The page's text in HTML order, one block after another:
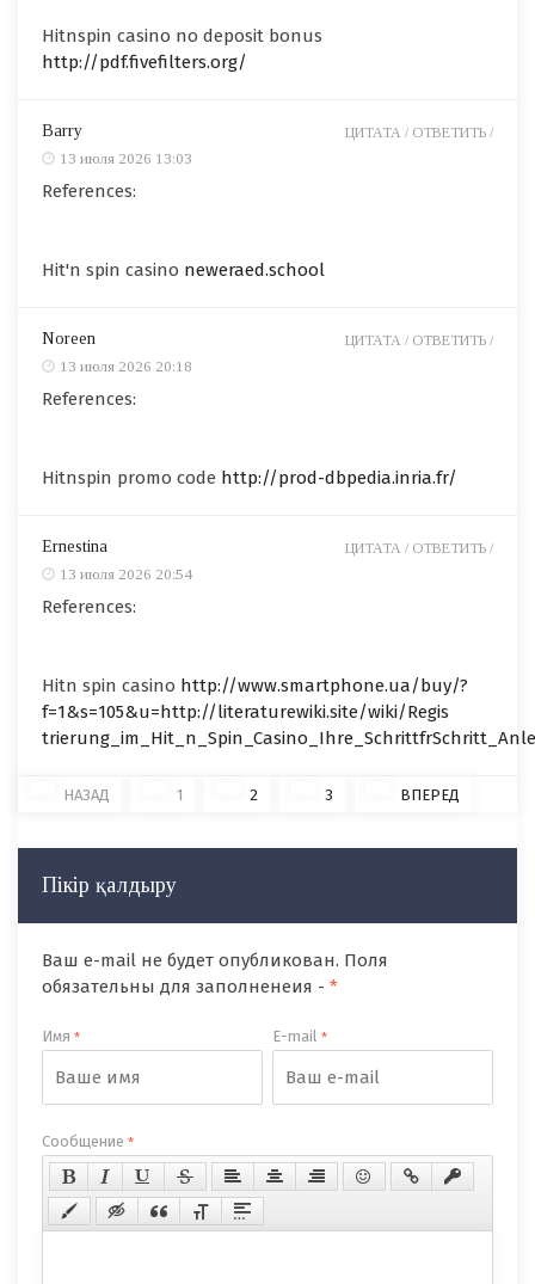
Hitnspin casino no deposit bonus
http://pdf.fivefilters.org/
Barry
13 июля 2026 13:03
References:
Hit'n spin casino neweraed.school
ЦИТАТА / ОТВЕТИТЬ /
Noreen
13 июля 2026 20:18
References:
Hitnspin promo code http://prod-dbpedia.inria.fr/
ЦИТАТА / ОТВЕТИТЬ /
Ernestina
13 июля 2026 20:54
References:
Hitn spin casino http://www.smartphone.ua/buy/?
f=1&s=105&u=http://literaturewiki.site/wiki/Regis
ЦИТАТА / ОТВЕТИТЬ /
НАЗАД 1 2 3 ВПЕРЕД
Пікір қалдыру
Ваш e-mail не будет опубликован. Поля
обязательны для заполненеия - *
Имя * E-mail*
Сообщение *